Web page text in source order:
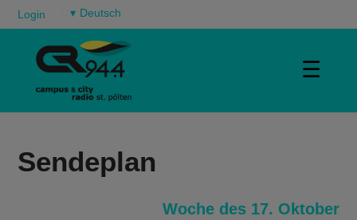
Login ▾
☰
Sendeplan
Woche des 17. Oktober